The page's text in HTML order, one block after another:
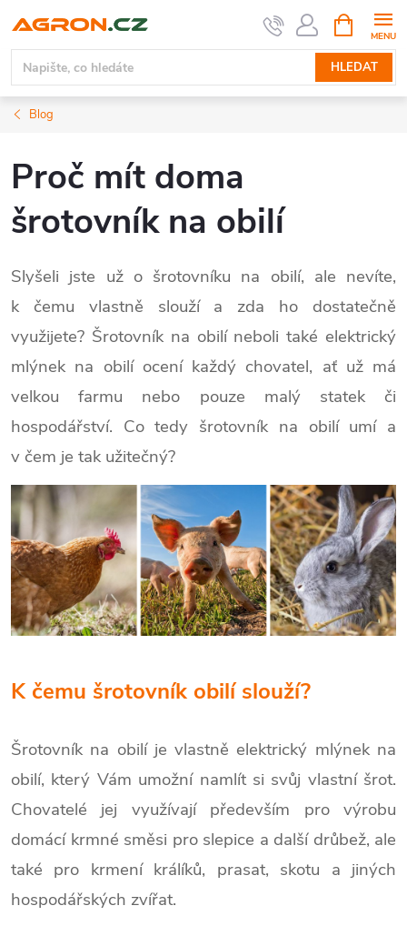
na
obsah
HLEDAT
NÁKUPNÍ
KOŠÍK
Blog
Proč mít doma
šrotovník na obilí
Slyšeli jste už o šrotovníku na obilí, ale nevíte,
k čemu vlastně slouží a zda ho dostatečně
využijete? Šrotovník na obilí neboli také elektrický
mlýnek na obilí ocení každý chovatel, ať už má
velkou farmu nebo pouze malý statek či
hospodářství. Co tedy šrotovník na obilí umí a
v čem je tak užitečný?
K čemu šrotovník obilí slouží?
Šrotovník na obilí je vlastně elektrický mlýnek na
obilí, který Vám umožní namlít si svůj vlastní šrot.
Chovatelé jej využívají především pro výrobu
domácí krmné směsi pro slepice a další drůbež, ale
také pro krmení králíků, prasat, skotu a jiných
hospodářských zvířat.